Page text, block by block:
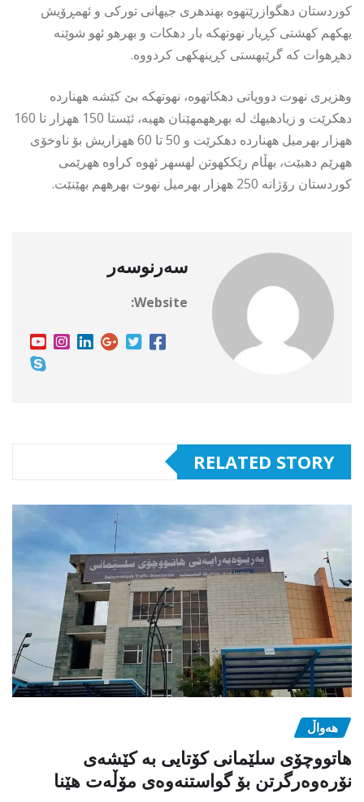
كوردستان دهگوازرێتهوه بهندهرى جیهانى توركى و ئهمڕۆیش
یهكهم كهشتى كڕیار نهوتهكه بار دهكات و بهرهو ئهو شوێنه
دهڕهوات كه گرێبهستى كڕینهكهى كردووه.
وهزیرى نهوت دووپاتى دهكاتهوه، نهوتهكه بێ كێشه ههنارده
دهكرێت و زیادهیهك له بهرههمهێنان ههیه، ئێستا 150 ههزار تا 160
ههزار بهرمیل ههنارده دهكرێت و 50 تا 60 ههزاریش بۆ ناوخۆى
ههرێم دهبێت، بهڵام رێككهوتن لهسهر ئهوه كراوه ههرێمى
كوردستان رۆژانه 250 ههزار بهرمیل نهوت بهرههم بهێنێت.
سەرنوسەر
Website:
RELATED STORY
هەواڵ
هاتووچۆی سلێمانی کۆتایی بە کێشەی
نۆرەوەرگرتن بۆ گواستنەوەی مۆڵەت هێنا